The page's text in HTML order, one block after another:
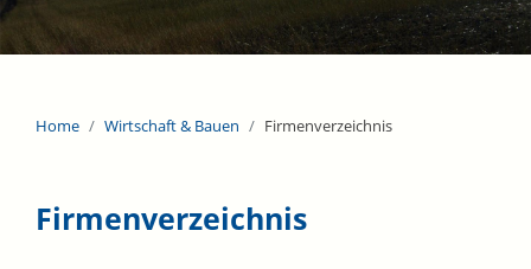
Home Wirtschaft & Bauen Firmenverzeichnis
Firmenverzeichnis